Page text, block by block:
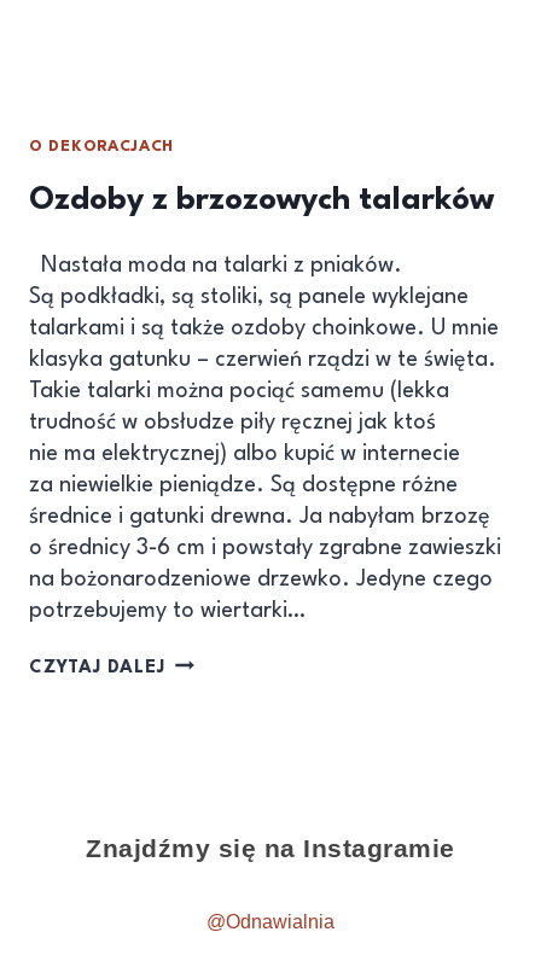
O DEKORACJACH
Ozdoby z brzozowych talarków
Nastała moda na talarki z pniaków.
Są podkładki, są stoliki, są panele wyklejane
talarkami i są także ozdoby choinkowe. U mnie
klasyka gatunku – czerwień rządzi w te święta.
Takie talarki można pociąć samemu (lekka
trudność w obsłudze piły ręcznej jak ktoś
nie ma elektrycznej) albo kupić w internecie
za niewielkie pieniądze. Są dostępne różne
średnice i gatunki drewna. Ja nabyłam brzozę
o średnicy 3-6 cm i powstały zgrabne zawieszki
na bożonarodzeniowe drzewko. Jedyne czego
potrzebujemy to wiertarki…
CZYTAJ DALEJ
Znajdźmy się na Instagramie
@Odnawialnia